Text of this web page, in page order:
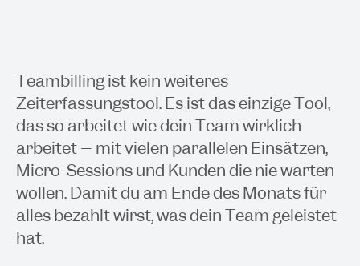
Teambilling ist kein weiteres
Zeiterfassungstool. Es ist das einzige Tool,
das so arbeitet wie dein Team wirklich
arbeitet – mit vielen parallelen Einsätzen,
Micro-Sessions und Kunden die nie warten
wollen. Damit du am Ende des Monats für
alles bezahlt wirst, was dein Team geleistet
hat.